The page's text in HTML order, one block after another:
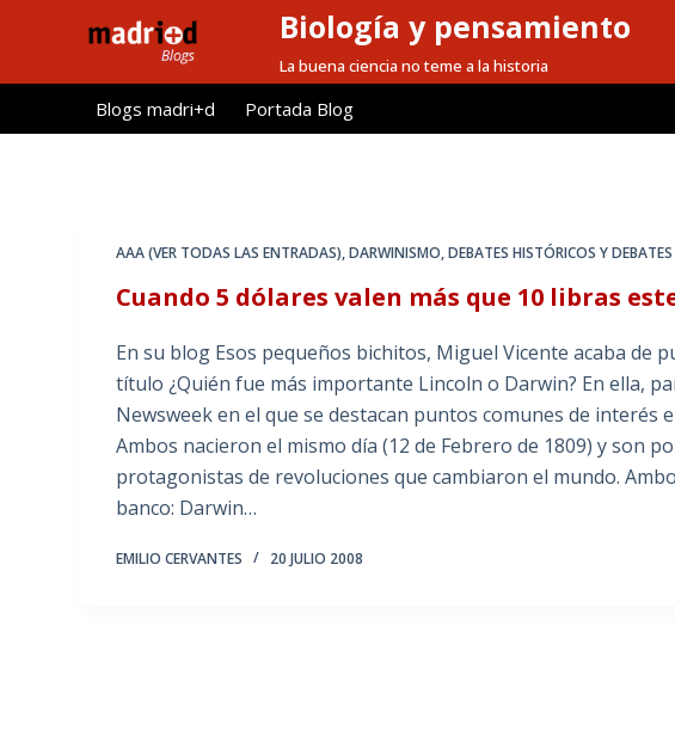
l
Biología y pensamiento
La buena ciencia no teme a la historia
Blogs madri+d Portada Blog
AAA (VER TODAS LAS ENTRADAS),DARWINISMO,DEBATES HISTÓRICOS Y
Cuando 5 dólares valen más que 10 libras
En su blog Esos pequeños bichitos, Miguel Vicente acaba de
título ¿Quién fue más importante Lincoln o Darwin? En ella,
Newsweek en el que se destacan puntos comunes de interés
Ambos nacieron el mismo día (12 de Febrero de 1809) y son
protagonistas de revoluciones que cambiaron el mundo.
banco: Darwin…
EMILIO CERVANTES 20 JULIO 2008